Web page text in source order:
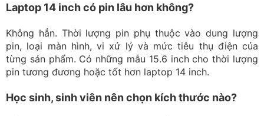
Laptop 14 inch có pin lâu hơn không?
Không hẳn. Thời lượng pin phụ thuộc vào dung lượng
pin, loại màn hình, vi xử lý và mức tiêu thụ điện của
từng sản phẩm. Có những mẫu 15.6 inch cho thời lượng
pin tương đương hoặc tốt hơn laptop 14 inch.
Học sinh, sinh viên nên chọn kích thước nào?